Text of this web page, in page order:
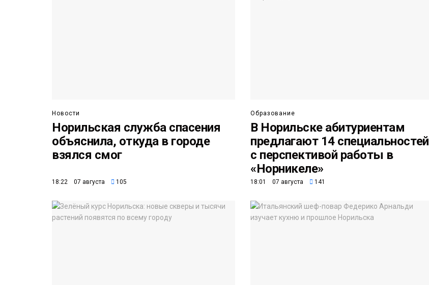
Новости
Норильская служба спасения
объяснила, откуда в городе
взялся смог
18:22 07 августа 105
Образование
В Норильске абитуриентам
предлагают 14 специальностей
с перспективой работы в
«Норникеле»
18:01 07 августа 141